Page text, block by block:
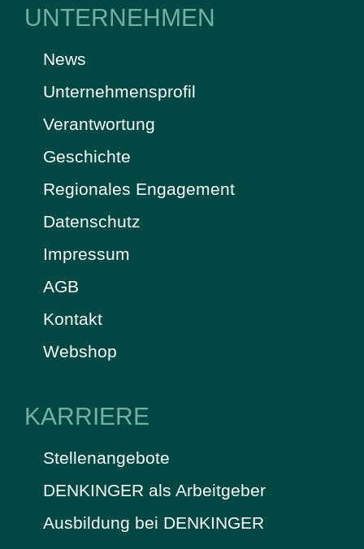
UNTERNEHMEN
News
Unternehmensprofil
Verantwortung
Geschichte
Regionales Engagement
Datenschutz
Impressum
AGB
Kontakt
Webshop
KARRIERE
Stellenangebote
DENKINGER als Arbeitgeber
Ausbildung bei DENKINGER